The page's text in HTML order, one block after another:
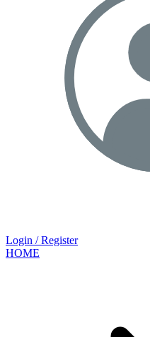
Login / Register
HOME